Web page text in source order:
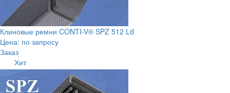
Клиновые ремни CONTI-V® SPZ 512 Ld
Цена: по запросу
Заказ
Хит